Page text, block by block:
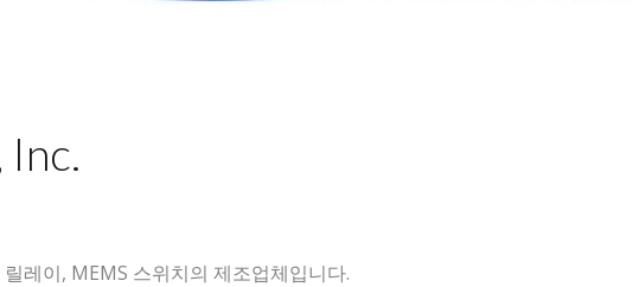
Inc.
레이, MEMS 스위치의 제조업체입니다.